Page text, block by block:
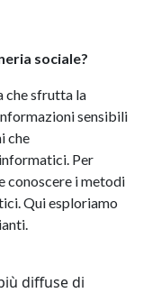
sociale?
che sfrutta la
sensibili
che
Per
conoscere i metodi
Qui esploriamo
diffuse di